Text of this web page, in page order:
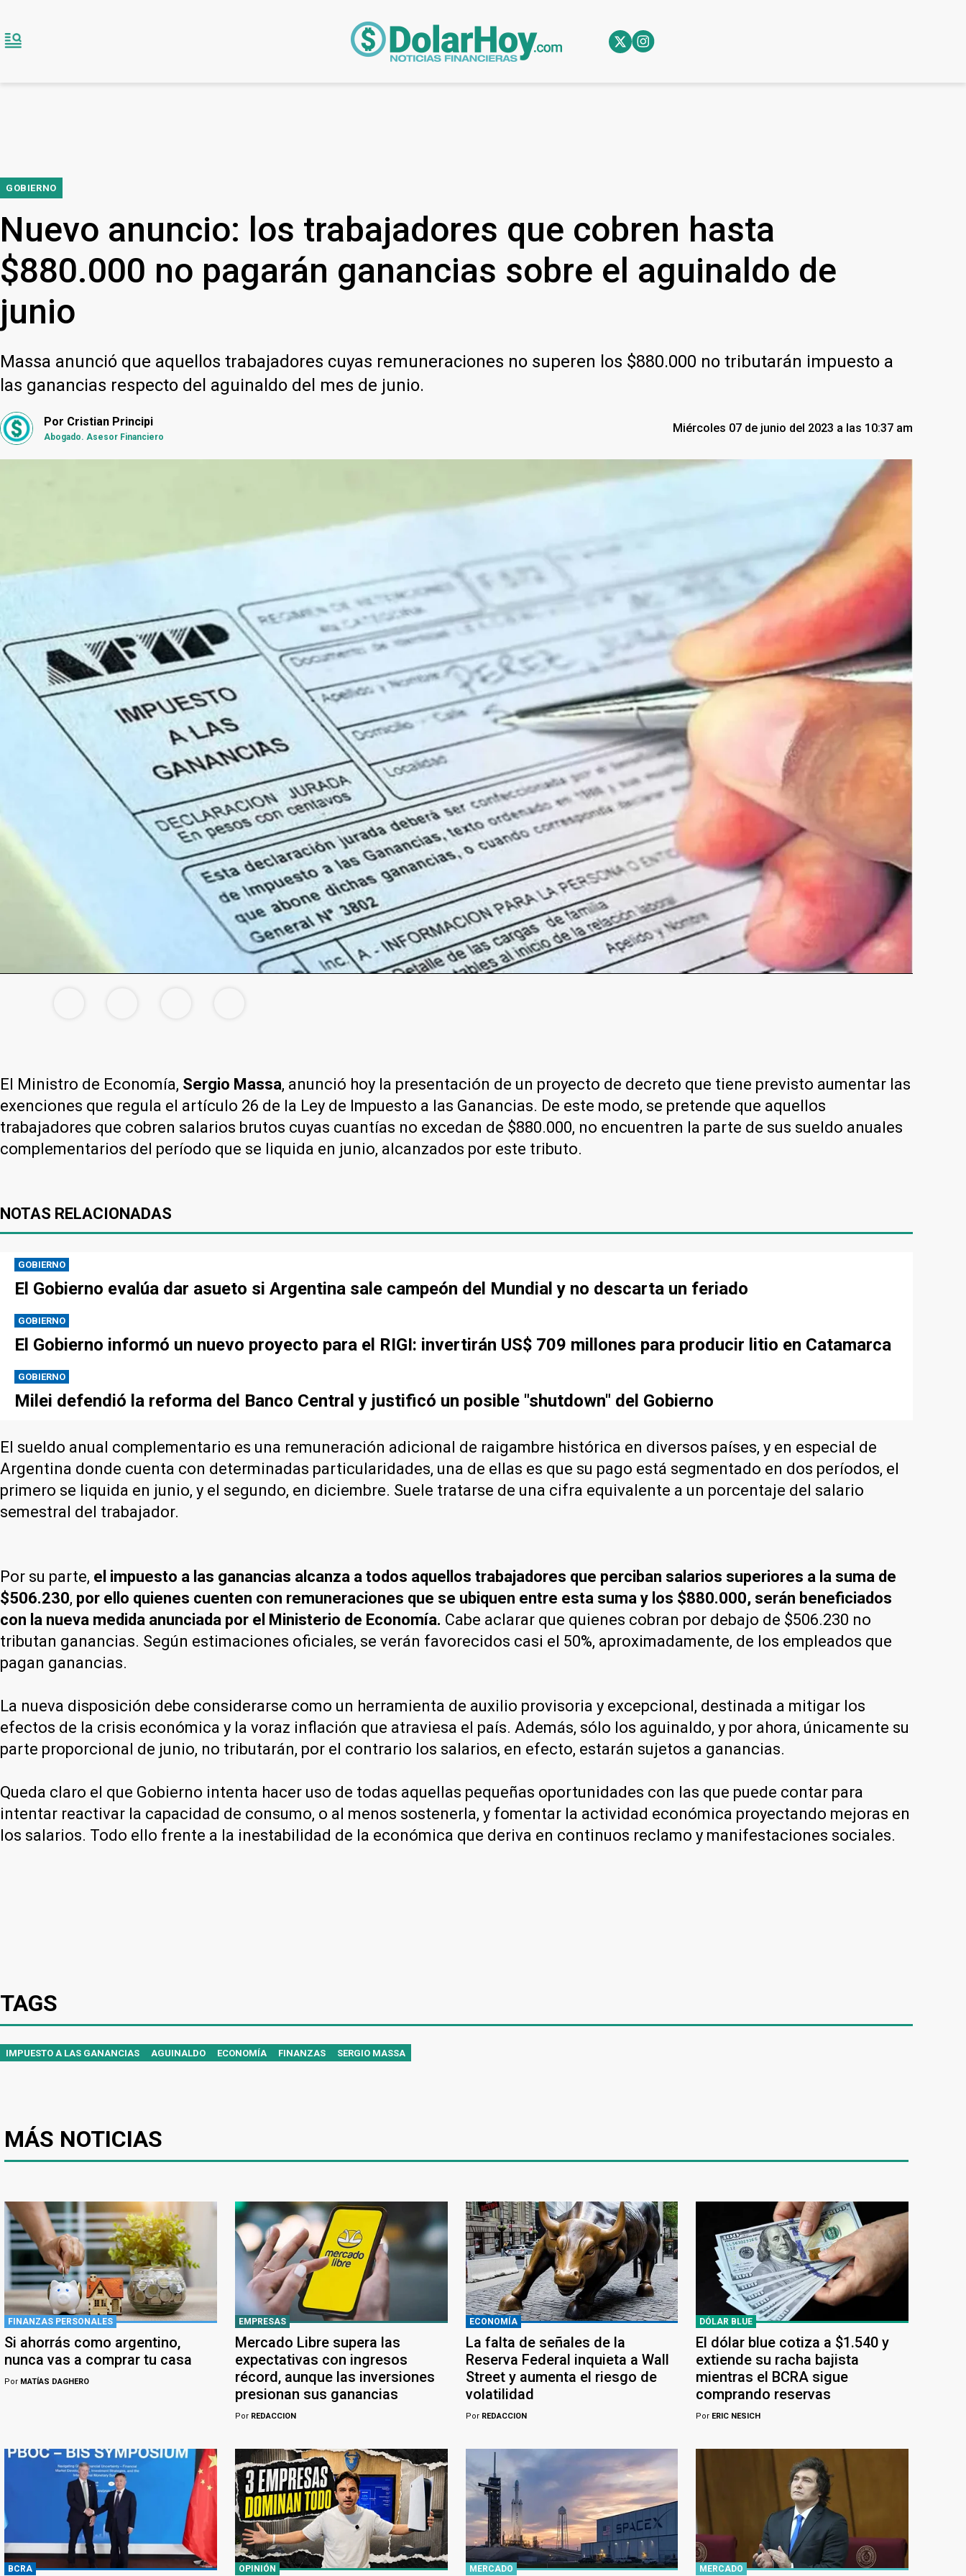
GOBIERNO
Nuevo anuncio: los trabajadores que cobren hasta
$880.000 no pagarán ganancias sobre el aguinaldo de
junio
Massa anunció que aquellos trabajadores cuyas remuneraciones no superen los $880.000 no tributarán impuesto a
las ganancias respecto del aguinaldo del mes de junio.
Por Cristian Principi
Abogado. Asesor Financiero
Miércoles 07 de junio del 2023 a las 10:37 am
El Ministro de Economía, Sergio Massa, anunció hoy la presentación de un proyecto de decreto que tiene previsto aumentar las
exenciones que regula el artículo 26 de la Ley de Impuesto a las Ganancias. De este modo, se pretende que aquellos
trabajadores que cobren salarios brutos cuyas cuantías no excedan de $880.000, no encuentren la parte de sus sueldo anuales
complementarios del período que se liquida en junio, alcanzados por este tributo.
NOTAS RELACIONADAS
GOBIERNO
El Gobierno evalúa dar asueto si Argentina sale campeón del Mundial y no descarta un feriado
GOBIERNO
El Gobierno informó un nuevo proyecto para el RIGI: invertirán US$ 709 millones para producir litio en Catamarca
GOBIERNO
Milei defendió la reforma del Banco Central y justificó un posible "shutdown" del Gobierno
El sueldo anual complementario es una remuneración adicional de raigambre histórica en diversos países, y en especial de
Argentina donde cuenta con determinadas particularidades, una de ellas es que su pago está segmentado en dos períodos, el
primero se liquida en junio, y el segundo, en diciembre. Suele tratarse de una cifra equivalente a un porcentaje del salario
semestral del trabajador.
Por su parte, el impuesto a las ganancias alcanza a todos aquellos trabajadores que perciban salarios superiores a la suma de
$506.230, por ello quienes cuenten con remuneraciones que se ubiquen entre esta suma y los $880.000, serán beneficiados
con la nueva medida anunciada por el Ministerio de Economía. Cabe aclarar que quienes cobran por debajo de $506.230 no
tributan ganancias. Según estimaciones oficiales, se verán favorecidos casi el 50%, aproximadamente, de los empleados que
pagan ganancias.
La nueva disposición debe considerarse como un herramienta de auxilio provisoria y excepcional, destinada a mitigar los
efectos de la crisis económica y la voraz inflación que atraviesa el país. Además, sólo los aguinaldo, y por ahora, únicamente su
parte proporcional de junio, no tributarán, por el contrario los salarios, en efecto, estarán sujetos a ganancias.
Queda claro el que Gobierno intenta hacer uso de todas aquellas pequeñas oportunidades con las que puede contar para
intentar reactivar la capacidad de consumo, o al menos sostenerla, y fomentar la actividad económica proyectando mejoras en
los salarios. Todo ello frente a la inestabilidad de la económica que deriva en continuos reclamo y manifestaciones sociales.
TAGS
IMPUESTO A LAS GANANCIAS AGUINALDO ECONOMÍA FINANZAS SERGIO MASSA
MÁS NOTICIAS
FINANZAS PERSONALES
Si ahorrás como argentino,
nunca vas a comprar tu casa
Por MATÍAS DAGHERO
EMPRESAS
Mercado Libre supera las
expectativas con ingresos
récord, aunque las inversiones
presionan sus ganancias
PorREDACCION
ECONOMÍA
La falta de señales de la
Reserva Federal inquieta a Wall
Street y aumenta el riesgo de
volatilidad
PorREDACCION
DÓLAR BLUE
El dólar blue cotiza a $1.540 y
extiende su racha bajista
mientras el BCRA sigue
comprando reservas
Por ERIC NESICH
BCRA OPINIÓN MERCADO MERCADO